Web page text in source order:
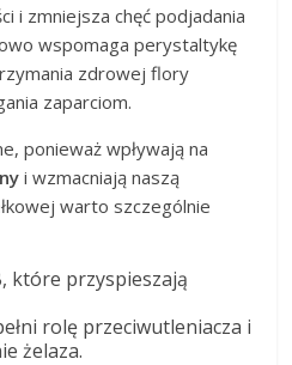
i zmniejsza chęć podjadania
wspomaga perystaltykę
zdrowej flory
zaparciom.
ponieważ wpływają na
i wzmacniają naszą
warto szczególnie
które przyspieszają
rolę przeciwutleniacza i
żelaza.